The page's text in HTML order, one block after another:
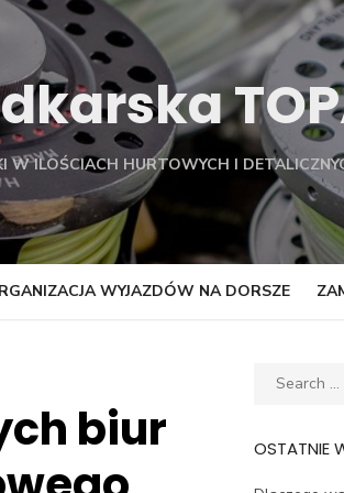
W ILOŚCIACH HURTOWYCH I
WYJAZDÓW NA DORSZE
biur
Search
OSTATNIE